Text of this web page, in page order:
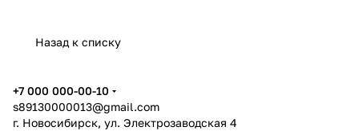
Назад к списку
+7 000 000-00-10
s89130000013@gmail.com
г. Новосибирск, ул. Электрозаводская 4